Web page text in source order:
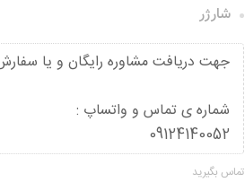
شارژر
جهت دریافت مشاوره رایگان و یا
شماره ی تماس و واتساپ :
09124140052
تماس بگیرید